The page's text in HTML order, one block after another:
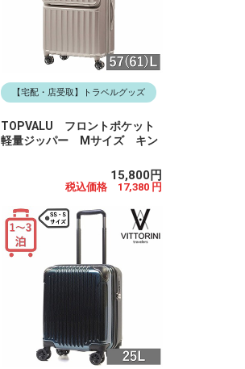
【宅配・店受取】トラベルグッズ
TOPVALU フロントポケット
軽量ジッパー Mサイズ キン
15,800円
税込価格 17,380 円